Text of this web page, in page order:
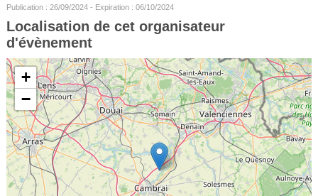
Publication : 26/09/2024 - Expiration : 06/10/2024
Localisation de cet organisateur
d'évènement
+
−